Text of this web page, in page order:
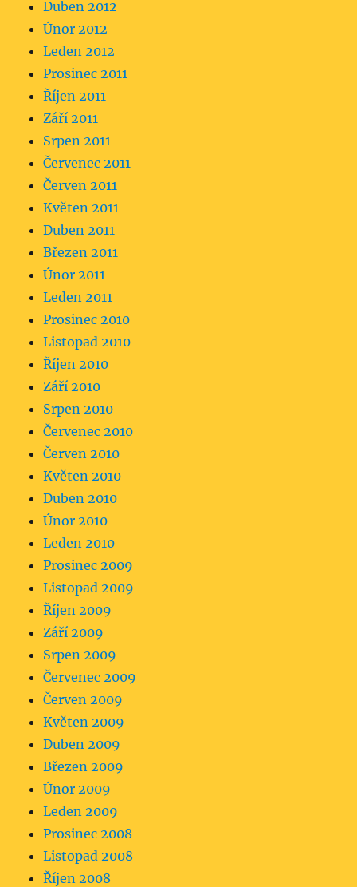
Duben 2012
Únor 2012
Leden 2012
Prosinec 2011
Říjen 2011
Září 2011
Srpen 2011
Červenec 2011
Červen 2011
Květen 2011
Duben 2011
Březen 2011
Únor 2011
Leden 2011
Prosinec 2010
Listopad 2010
Říjen 2010
Září 2010
Srpen 2010
Červenec 2010
Červen 2010
Květen 2010
Duben 2010
Únor 2010
Leden 2010
Prosinec 2009
Listopad 2009
Říjen 2009
Září 2009
Srpen 2009
Červenec 2009
Červen 2009
Květen 2009
Duben 2009
Březen 2009
Únor 2009
Leden 2009
Prosinec 2008
Listopad 2008
Říjen 2008